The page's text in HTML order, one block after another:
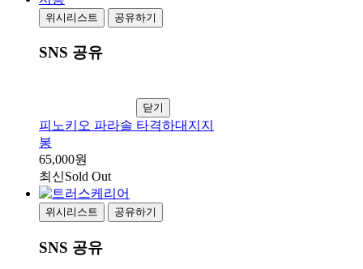
위시리스트 공유하기
SNS 공유
닫기
피노키오 파라솔 타격하대지지
봉
65,000원
최신Sold Out
위시리스트 공유하기
SNS 공유